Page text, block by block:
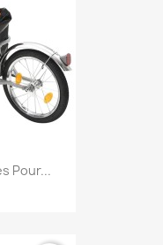
Pour...